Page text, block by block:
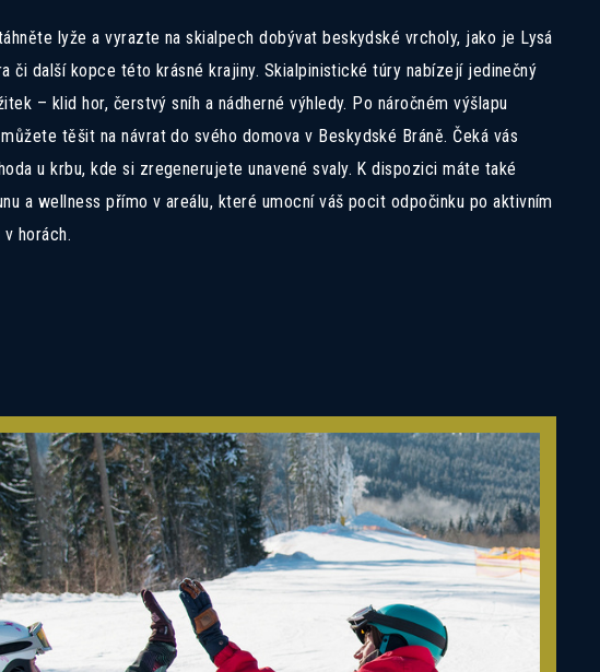
lyže a vyrazte na skialpech dobývat beskydské vrcholy, jako je Lysá
či další kopce této krásné krajiny. Skialpinistické túry nabízejí jedinečný
– klid hor, čerstvý sníh a nádherné výhledy. Po náročném výšlapu
těšit na návrat do svého domova v Beskydské Bráně. Čeká vás
u krbu, kde si zregenerujete unavené svaly. K dispozici máte také
a wellness přímo v areálu, které umocní váš pocit odpočinku po aktivním
v horách.